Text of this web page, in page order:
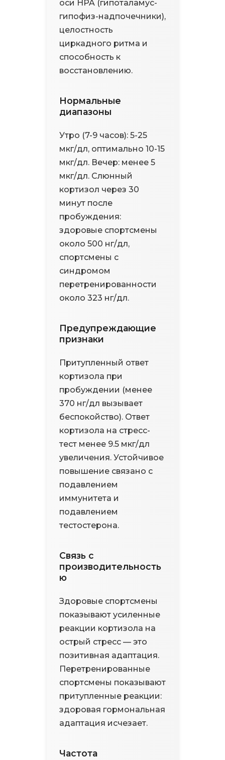
оси HPA (гипоталамус-
гипофиз-надпочечники),
целостность
циркадного ритма и
способность к
восстановлению.
Нормальные
диапазоны
Утро (7-9 часов): 5-25
мкг/дл, оптимально 10-15
мкг/дл. Вечер: менее 5
мкг/дл. Слюнный
кортизол через 30
минут после
пробуждения:
здоровые спортсмены
около 500 нг/дл,
спортсмены с
синдромом
перетренированности
около 323 нг/дл.
Предупреждающие
признаки
Притупленный ответ
кортизола при
пробуждении (менее
370 нг/дл вызывает
беспокойство). Ответ
кортизола на стресс-
тест менее 9.5 мкг/дл
увеличения. Устойчивое
повышение связано с
подавлением
иммунитета и
подавлением
тестостерона.
Связь с
производительность
ю
Здоровые спортсмены
показывают усиленные
реакции кортизола на
острый стресс — это
позитивная адаптация.
Перетренированные
спортсмены показывают
притупленные реакции:
здоровая гормональная
адаптация исчезает.
Частота